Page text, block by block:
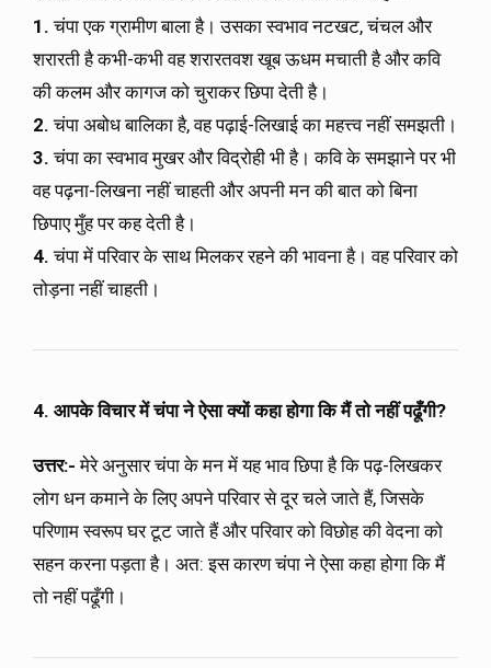
1.चंपा एक ग्रामीण बाला है। उसका स्वभाव नटखट, चंचल और
शरारती है कभी-कभी वह शरारतवश खूब ऊधम मचाती है और कवि
की कलम और कागज को चुराकर छिपा देती है।
2.चंपा अबोध बालिका है, वह पढ़ाई-लिखाई का महत्त्व नहीं समझती।
3.चंपा का स्वभाव मुखर और विद्रोही भी है। कवि के समझाने पर भी
वह पढ़ना-लिखना नहीं चाहती और अपनी मन की बात को बिना
छिपाए मुँह पर कह देती है।
4.चंपा में परिवार के साथ मिलकर रहने की भावना है। वह परिवार को
तोड़ना नहीं चाहती।
4. आपके विचार में चंपा ने ऐसा क्यों कहा होगा कि मैं तो नहीं पढूँगी?
उत्तर:- मेरे अनुसार चंपा के मन में यह भाव छिपा है कि पढ़-लिखकर
लोग धन कमाने के लिए अपने परिवार से दूर चले जाते हैं, जिसके
परिणाम स्वरूप घर टूट जाते हैं और परिवार को विछोह की वेदना को
सहन करना पड़ता है। अत: इस कारण चंपा ने ऐसा कहा होगा कि मैं
तो नहीं पढूँगी।